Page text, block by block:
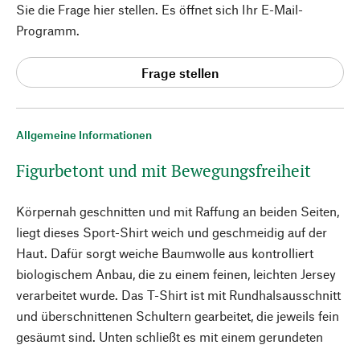
Allgemeine Informationen
Figurbetont und mit Bewegungsfreiheit
Körpernah geschnitten und mit Raffung an beiden Seiten,
liegt dieses Sport-Shirt weich und geschmeidig auf der
Haut. Dafür sorgt weiche Baumwolle aus kontrolliert
biologischem Anbau, die zu einem feinen, leichten Jersey
verarbeitet wurde. Das T-Shirt ist mit Rundhalsausschnitt
und überschnittenen Schultern gearbeitet, die jeweils fein
gesäumt sind. Unten schließt es mit einem gerundeten
Sie die Frage hier stellen. Es öffnet sich Ihr E-Mail-
Programm.
Frage stellen